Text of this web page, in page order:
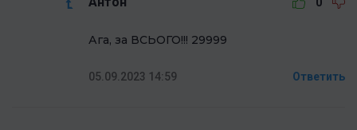
0
Ага, за ВСЬОГО!!! 29999
05.09.2023 14:59 Ответить